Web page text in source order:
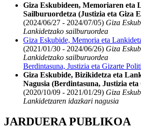
Giza Eskubideen, Memoriaren eta
Sailburuordetza (Justizia eta Giza
(2024/06/27 - 2024/07/05) Giza
Lankidetzako sailburuordea
Giza Eskubide, Memoria eta
(2021/01/30 - 2024/06/26) Giza
Lankidetzako sailburuordea
Berdintasuna, Justizia eta Gizarte
Giza Eskubide, Bizikidetza eta
Nagusia (Berdintasuna, Justizia
(2020/10/09 - 2021/01/29) Giza
Lankidetzaren idazkari nagusia
JARDUERA PUBLIKOA